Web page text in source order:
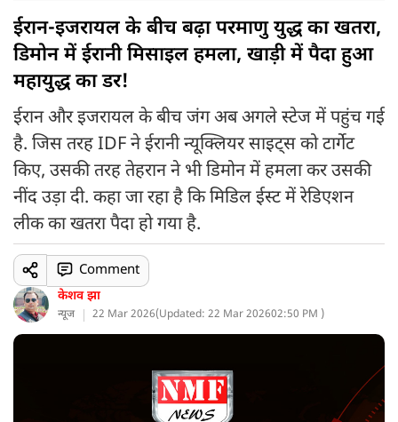
ईरान-इजरायल के बीच बढ़ा परमाणु युद्ध का खतरा,
डिमोन में ईरानी मिसाइल हमला, खाड़ी में पैदा हुआ
महायुद्ध का डर!
ईरान और इजरायल के बीच जंग अब अगले स्टेज में पहुंच गई
है. जिस तरह IDF ने ईरानी न्यूक्लियर साइट्स को टार्गेट
किए, उसकी तरह तेहरान ने भी डिमोन में हमला कर उसकी
नींद उड़ा दी. कहा जा रहा है कि मिडिल ईस्ट में रेडिएशन
लीक का खतरा पैदा हो गया है.
केशव झा
न्यूज 22 Mar 2026(Updated: 22 Mar 202602:50 PM )
Comment